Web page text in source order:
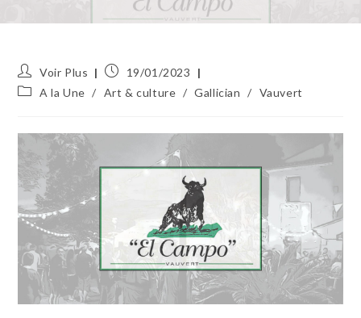
Auteur/autrice
de
Voir Plus
Publication
publiée :
19/01/2023
PostA la Une / Art & culture / Gallician / Vauvert